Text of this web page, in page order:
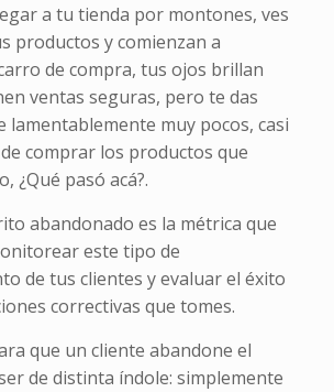
a tu tienda por montones, ves
productos y comienzan a
de compra, tus ojos brillan
ventas seguras, pero te das
lamentablemente muy pocos, casi
comprar los productos que
¿Qué pasó acá?.
abandonado es la métrica que
este tipo de
de tus clientes y evaluar el éxito
correctivas que tomes.
que un cliente abandone el
de distinta índole: simplemente